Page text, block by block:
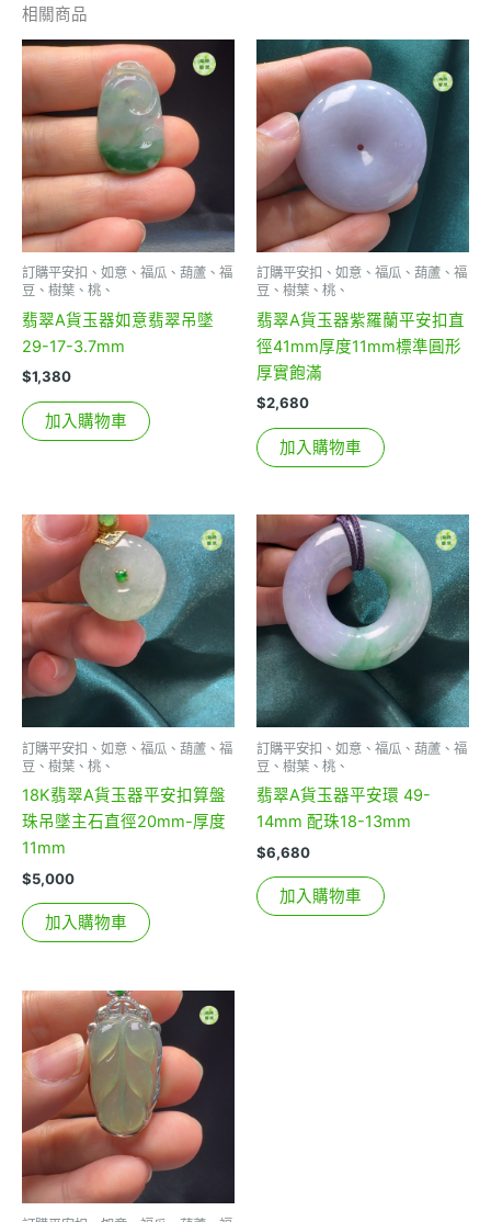
相關商品
訂購平安扣、如意、福瓜、葫蘆、福
豆、樹葉、桃、
翡翠A貨玉器如意翡翠吊墜
29-17-3.7mm
$1,380
加入購物車
訂購平安扣、如意、福瓜、葫蘆、福
豆、樹葉、桃、
翡翠A貨玉器紫羅蘭平安扣直
徑41mm厚度11mm標準圓形
厚實飽滿
$2,680
加入購物車
訂購平安扣、如意、福瓜、葫蘆、福
豆、樹葉、桃、
18K翡翠A貨玉器平安扣算盤
珠吊墜主石直徑20mm-厚度
11mm
$5,000
加入購物車
訂購平安扣、如意、福瓜、葫蘆、福
豆、樹葉、桃、
翡翠A貨玉器平安環 49-
14mm 配珠18-13mm
$6,680
加入購物車